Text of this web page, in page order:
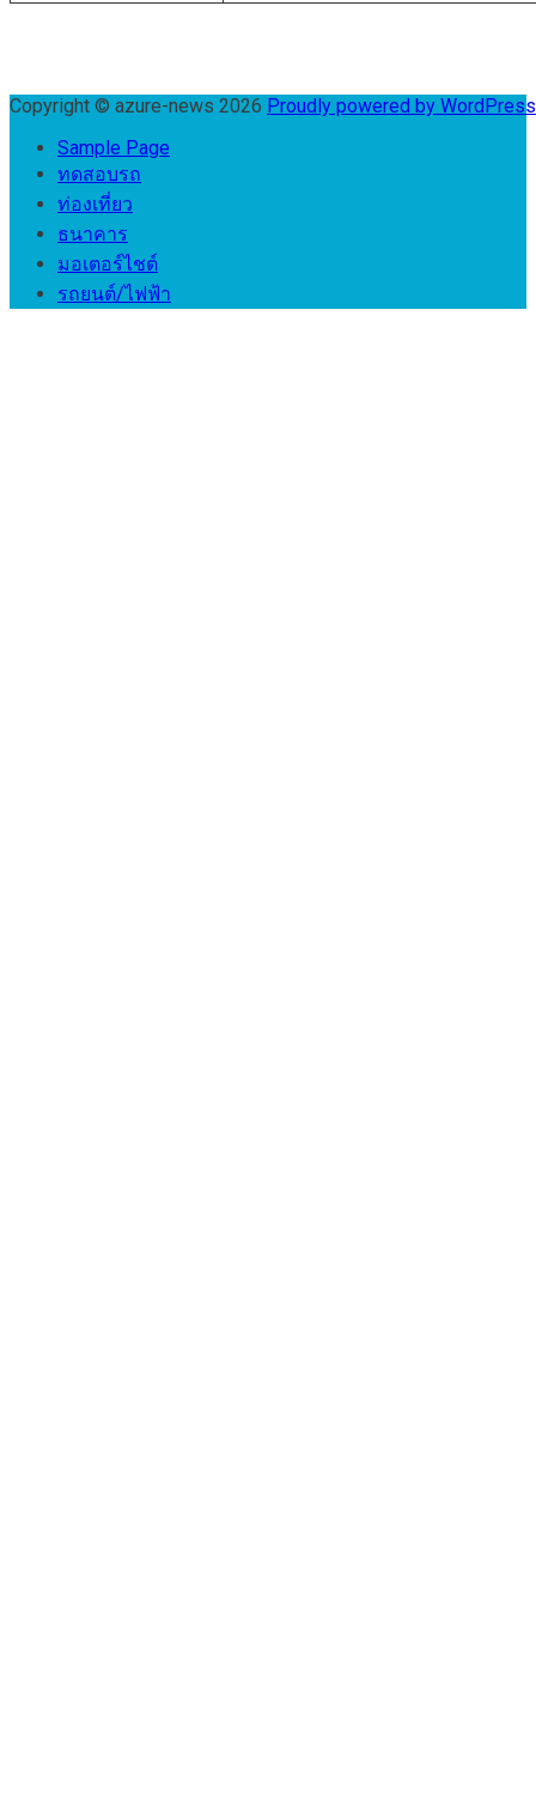
Copyright © azure-news 2026 Proudly powered by
Sample Page
ทดสอบรถ
ท่องเที่ยว
ธนาคาร
มอเตอร์ไชต์
รถยนต์/ไฟฟ้า